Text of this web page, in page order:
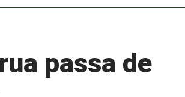
passa de